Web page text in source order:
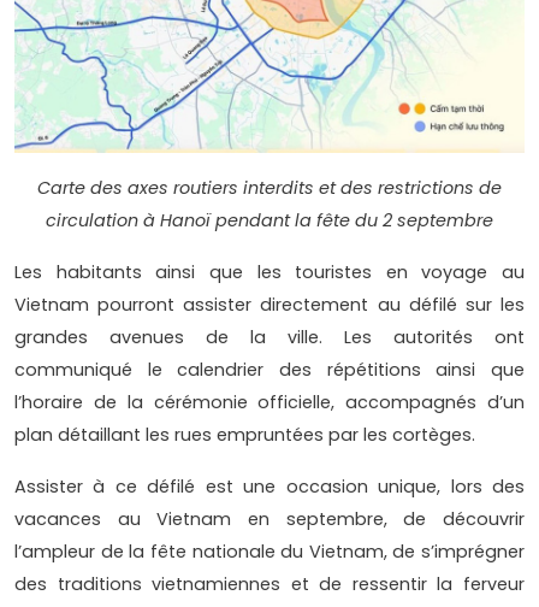
Carte des axes routiers interdits et des restrictions de
circulation à Hanoï pendant la fête du 2 septembre
Les habitants ainsi que les touristes en voyage au
Vietnam pourront assister directement au défilé sur les
grandes avenues de la ville. Les autorités ont
communiqué le calendrier des répétitions ainsi que
l’horaire de la cérémonie officielle, accompagnés d’un
plan détaillant les rues empruntées par les cortèges.
Assister à ce défilé est une occasion unique, lors des
vacances au Vietnam en septembre, de découvrir
l’ampleur de la fête nationale du Vietnam, de s’imprégner
des traditions vietnamiennes et de ressentir la ferveur